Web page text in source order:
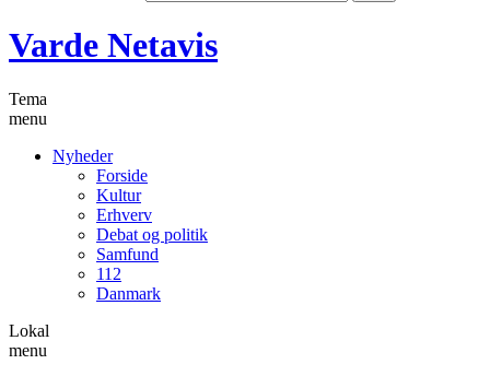
Varde Netavis
Tema
menu
Nyheder
Forside
Kultur
Erhverv
Debat og politik
Samfund
112
Danmark
Lokal
menu